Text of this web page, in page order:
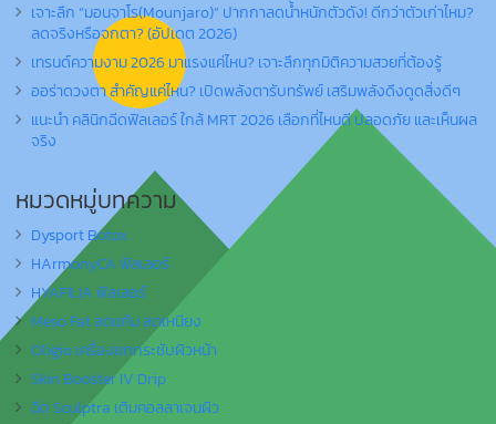
เจาะลึก “มอนจาโร(Mounjaro)” ปากกาลดน้ำหนักตัวดัง! ดีกว่าตัวเก่าไหม?
ลดจริงหรือจกตา? (อัปเดต 2026)
เทรนด์ความงาม 2026 มาแรงแค่ไหน? เจาะลึกทุกมิติความสวยที่ต้องรู้
ออร่าดวงตา สำคัญแค่ไหน? เปิดพลังตารับทรัพย์ เสริมพลังดึงดูดสิ่งดีๆ
แนะนำ คลินิกฉีดฟิลเลอร์ ใกล้ MRT 2026 เลือกที่ไหนดี ปลอดภัย และเห็นผล
จริง
หมวดหมู่บทความ
Dysport Botox
HArmonyCA ฟิลเลอร์
HYAFILIA ฟิลเลอร์
Meso Fat ลดแก้ม ลดเหนียง
Oligio เครื่องยกกระชับผิวหน้า
Skin Booster IV Drip
ฉีด Sculptra เติมคอลลาเจนผิว